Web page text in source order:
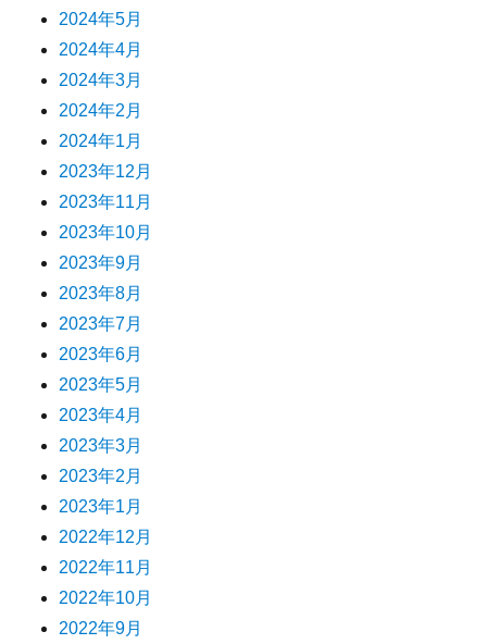
2024年5月
2024年4月
2024年3月
2024年2月
2024年1月
2023年12月
2023年11月
2023年10月
2023年9月
2023年8月
2023年7月
2023年6月
2023年5月
2023年4月
2023年3月
2023年2月
2023年1月
2022年12月
2022年11月
2022年10月
2022年9月